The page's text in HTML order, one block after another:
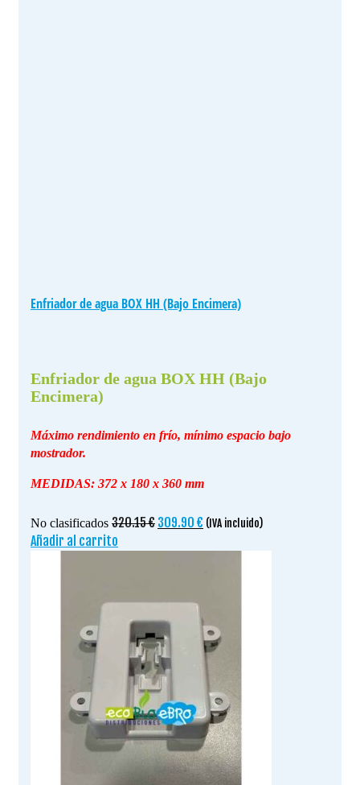
Enfriador de agua BOX HH (Bajo Encimera)
Enfriador de agua BOX HH (Bajo
Encimera)
Máximo rendimiento en frío, mínimo espacio bajo
mostrador.
MEDIDAS: 372 x 180 x 360 mm
No clasificados 320.15€ El
309.90 € El
(IVA incluido)
Añadir al carrito